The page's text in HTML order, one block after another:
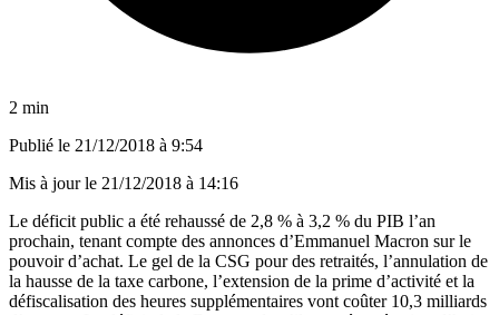
2 min
Publié le 21/12/2018 à 9:54
Mis à jour le 21/12/2018 à 14:16
Le déficit public a été rehaussé de 2,8 % à 3,2 % du PIB l’an
prochain, tenant compte des annonces d’Emmanuel Macron sur le
pouvoir d’achat. Le gel de la CSG pour des retraités, l’annulation de
la hausse de la taxe carbone, l’extension de la prime d’activité et la
défiscalisation des heures supplémentaires vont coûter 10,3 milliards